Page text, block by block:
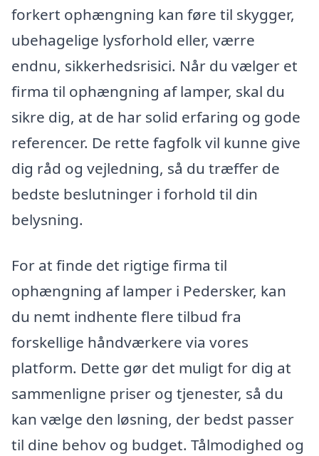
forkert ophængning kan føre til skygger,
ubehagelige lysforhold eller, værre
endnu, sikkerhedsrisici. Når du vælger et
firma til ophængning af lamper, skal du
sikre dig, at de har solid erfaring og gode
referencer. De rette fagfolk vil kunne give
dig råd og vejledning, så du træffer de
bedste beslutninger i forhold til din
belysning.
For at finde det rigtige firma til
ophængning af lamper i Pedersker, kan
du nemt indhente flere tilbud fra
forskellige håndværkere via vores
platform. Dette gør det muligt for dig at
sammenligne priser og tjenester, så du
kan vælge den løsning, der bedst passer
til dine behov og budget. Tålmodighed og